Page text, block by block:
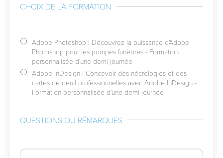
CHOIX DE LA FORMATION
Adobe Photoshop | Découvrez la puissance d'Adobe
Photoshop pour les pompes funèbres - Formation
personnalisée d'une demi-journée
Adobe InDesign | Concevoir des nécrologies et des
cartes de deuil professionnelles avec Adobe InDesign -
Formation personnalisée d'une demi-journée
QUESTIONS OU RÉMARQUES